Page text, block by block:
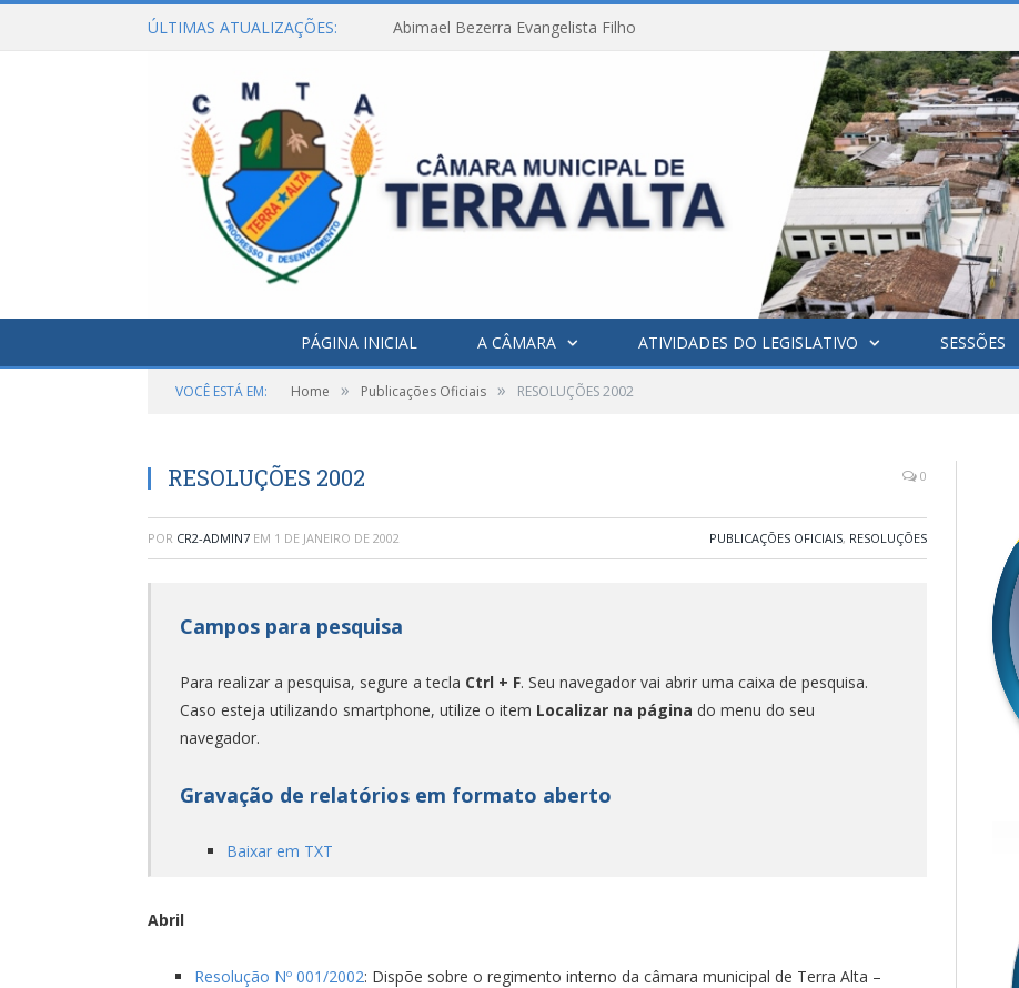
ÚLTIMAS ATUALIZAÇÕES: Abimael Bezerra Evangelista Filho
PÁGINA INICIAL A CÂMARA ATIVIDADES DO LEGISLATIVO SESSÕES
VOCÊ ESTÁ EM: Home » Publicações Oficiais » RESOLUÇÕES 2002
RESOLUÇÕES 2002 0
POR CR2-ADMIN7 EM 1 DE JANEIRO DE 2002 PUBLICAÇÕES OFICIAIS, RESOLUÇÕES
Campos para pesquisa
Para realizar a pesquisa, segure a tecla Ctrl + F. Seu navegador vai abrir uma caixa de pesquisa.
Caso esteja utilizando smartphone, utilize o item Localizar na página do menu do seu
navegador.
Gravação de relatórios em formato aberto
Baixar em TXT
Abril
Resolução Nº 001/2002: Dispõe sobre o regimento interno da câmara municipal de Terra Alta –